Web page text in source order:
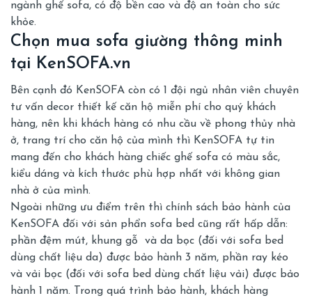
ngành ghế sofa, có độ bền cao và độ an toàn cho sức
khỏe.
Chọn mua sofa giường thông minh
tại KenSOFA.vn
Bên cạnh đó KenSOFA còn có 1 đội ngủ nhân viên chuyên
tư vấn decor thiết kế căn hộ miễn phí cho quý khách
hàng, nên khi khách hàng có nhu cầu về phong thủy nhà
ở, trang trí cho căn hộ của mình thì KenSOFA tự tin
mang đến cho khách hàng chiếc ghế sofa có màu sắc,
kiểu dáng và kích thước phù hợp nhất với không gian
nhà ở của mình.
Ngoài những ưu điểm trên thì chính sách bảo hành của
KenSOFA đối với sản phẩn sofa bed cũng rất hấp dẫn:
phần đệm mút, khung gỗ và da bọc (đối với sofa bed
dùng chất liệu da) được bảo hành 3 năm, phần ray kéo
và vải bọc (đối với sofa bed dùng chất liệu vải) được bảo
hành 1 năm. Trong quá trình bảo hành, khách hàng